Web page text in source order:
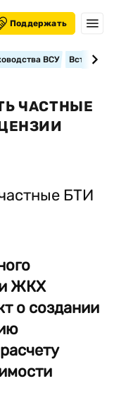
Поддержать
ВСУ
ЧАСТНЫЕ
и ЖКХ
о создании